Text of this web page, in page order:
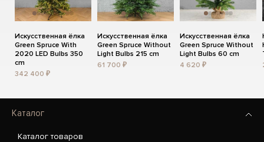
Искусственная ёлка
Green Spruce With
2020 LED Bulbs 350
cm
342 400 ₽
Искусственная ёлка
Green Spruce Without
Light Bulbs 215 cm
61 700 ₽
Искусственная ёлка
Green Spruce Without
Light Bulbs 60 cm
4 620 ₽
Каталог
Каталог товаров